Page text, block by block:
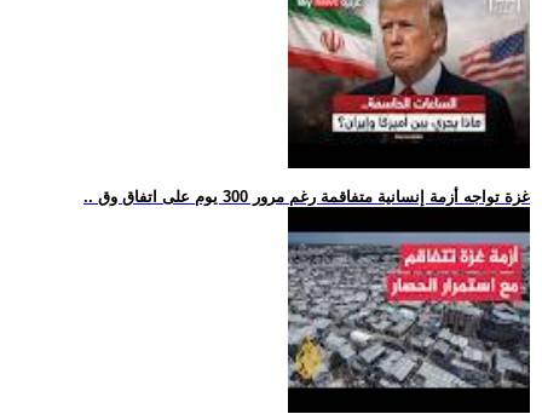
.. غزة تواجه أزمة إنسانية متفاقمة رغم مرور 300 يوم على اتفاق وق